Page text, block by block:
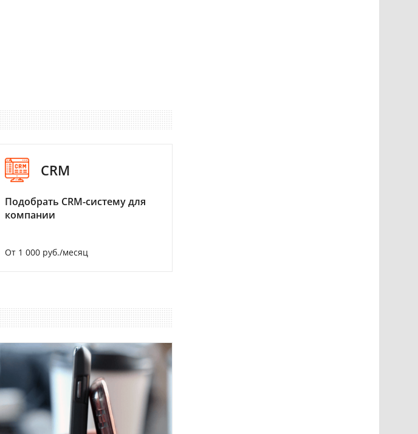
CRM
Подобрать CRM-систему для
компании
От 1 000 руб./месяц